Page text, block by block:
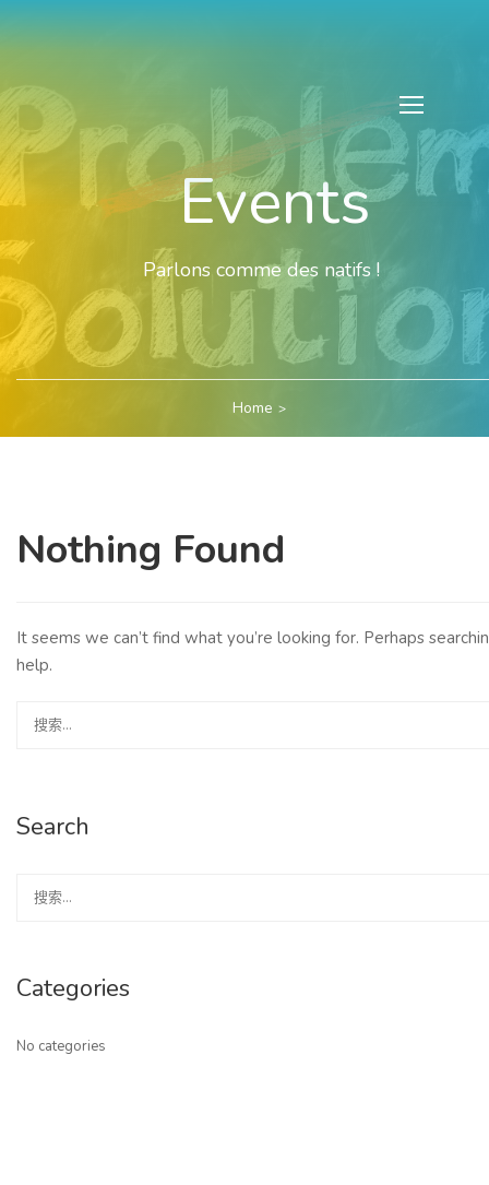
Events
Parlons comme des natifs !
Home
Nothing Found
It seems we can’t find what you’re looking for. Perhaps
help.
Search
Categories
No categories